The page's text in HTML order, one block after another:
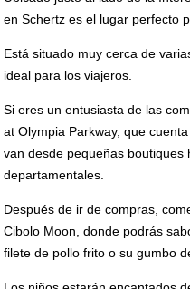
en Schertz es el lugar perfecto
Está situado muy cerca de
ideal para los viajeros.
Si eres un entusiasta de las
at Olympia Parkway, que
van desde pequeñas boutiques
departamentales.
Después de ir de compras,
Cibolo Moon, donde podrás
filete de pollo frito o su gumbo